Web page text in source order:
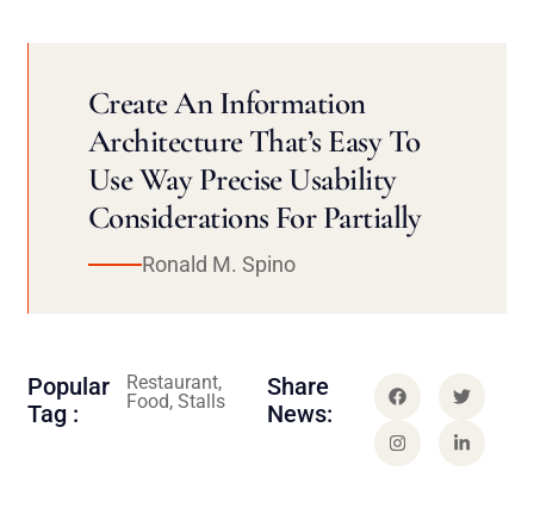
Create An Information
Architecture That’s Easy To
Use Way Precise Usability
Considerations For Partially
Ronald M. Spino
Popular
Tag :
Restaurant,
Food, Stalls
Share
News: